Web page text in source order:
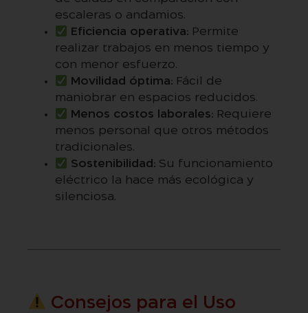
escaleras o andamios.
Eficiencia operativa: Permite
realizar trabajos en menos tiempo y
con menor esfuerzo.
Movilidad óptima: Fácil de
maniobrar en espacios reducidos.
Menos costos laborales: Requiere
menos personal que otros métodos
tradicionales.
Sostenibilidad: Su funcionamiento
eléctrico la hace más ecológica y
silenciosa.
Consejos para el Uso